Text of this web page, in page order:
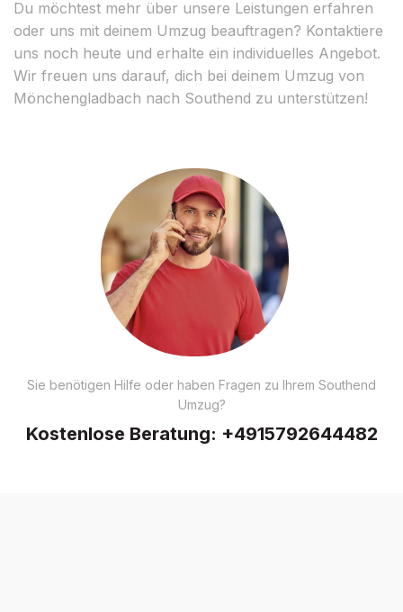
Du möchtest mehr über unsere Leistungen erfahren
oder uns mit deinem Umzug beauftragen? Kontaktiere
uns noch heute und erhalte ein individuelles Angebot.
Wir freuen uns darauf, dich bei deinem Umzug von
Mönchengladbach nach Southend zu unterstützen!
Sie benötigen Hilfe oder haben Fragen zu Ihrem Southend
Umzug?
Kostenlose Beratung: +4915792644482